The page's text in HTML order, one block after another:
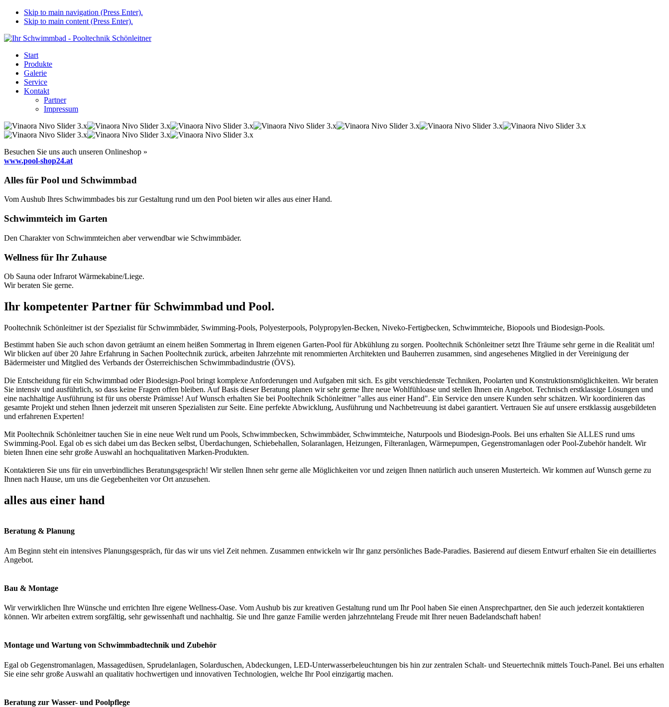
Skip to main navigation (Press Enter).
Skip to main content (Press Enter).
Start
Produkte
Galerie
Service
Kontakt
Partner
Impressum
Besuchen Sie uns auch unseren Onlineshop »
www.pool-shop24.at
Alles für Pool und Schwimmbad
Vom Aushub Ihres Schwimmbades bis zur Gestaltung rund um den Pool bieten wir alles aus einer Hand.
Schwimmteich im Garten
Den Charakter von Schwimmteichen aber verwendbar wie Schwimmbäder.
Wellness für Ihr Zuhause
Ob Sauna oder Infrarot Wärmekabine/Liege.
Wir beraten Sie gerne.
Ihr kompetenter Partner für Schwimmbad und Pool.
Pooltechnik Schönleitner ist der Spezialist für Schwimmbäder, Swimming-Pools, Polyesterpools, Polypropylen-Becken, Niveko-Fertigbecken, Schwimmteiche, Biopools und Biodesign-Pools.
Bestimmt haben Sie auch schon davon geträumt an einem heißen Sommertag in Ihrem eigenen Garten-Pool für Abkühlung zu sorgen. Pooltechnik Schönleitner setzt Ihre Träume sehr gerne in die Realität um!
Wir blicken auf über 20 Jahre Erfahrung in Sachen Pooltechnik zurück, arbeiten Jahrzehnte mit renommierten Architekten und Bauherren zusammen, sind angesehenes Mitglied in der Vereinigung der
Bädermeister und Mitglied des Verbands der Österreichischen Schwimmbadindustrie (ÖVS).
Die Entscheidung für ein Schwimmbad oder Biodesign-Pool bringt komplexe Anforderungen und Aufgaben mit sich. Es gibt verschiedenste Techniken, Poolarten und Konstruktionsmöglichkeiten. Wir beraten
Sie intensiv und ausführlich, so dass keine Fragen offen bleiben. Auf Basis dieser Beratung planen wir sehr gerne Ihre neue Wohlfühloase und stellen Ihnen ein Angebot. Technisch erstklassige Lösungen und
eine nachhaltige Ausführung ist für uns oberste Prämisse! Auf Wunsch erhalten Sie bei Pooltechnik Schönleitner "alles aus einer Hand". Ein Service den unsere Kunden sehr schätzen. Wir koordinieren das
gesamte Projekt und stehen Ihnen jederzeit mit unseren Spezialisten zur Seite. Eine perfekte Abwicklung, Ausführung und Nachbetreuung ist dabei garantiert. Vertrauen Sie auf unsere erstklassig ausgebildeten
und erfahrenen Experten!
Mit Pooltechnik Schönleitner tauchen Sie in eine neue Welt rund um Pools, Schwimmbecken, Schwimmbäder, Schwimmteiche, Naturpools und Biodesign-Pools. Bei uns erhalten Sie ALLES rund ums
Swimming-Pool. Egal ob es sich dabei um das Becken selbst, Überdachungen, Schiebehallen, Solaranlagen, Heizungen, Filteranlagen, Wärmepumpen, Gegenstromanlagen oder Pool-Zubehör handelt. Wir
bieten Ihnen eine sehr große Auswahl an hochqualitativen Marken-Produkten.
Kontaktieren Sie uns für ein unverbindliches Beratungsgespräch! Wir stellen Ihnen sehr gerne alle Möglichkeiten vor und zeigen Ihnen natürlich auch unseren Musterteich. Wir kommen auf Wunsch gerne zu
Ihnen nach Hause, um uns die Gegebenheiten vor Ort anzusehen.
alles aus einer hand
Beratung & Planung
Am Beginn steht ein intensives Planungsgespräch, für das wir uns viel Zeit nehmen. Zusammen entwickeln wir Ihr ganz persönliches Bade-Paradies. Basierend auf diesem Entwurf erhalten Sie ein detailliertes
Angebot.
Bau & Montage
Wir verwirklichen Ihre Wünsche und errichten Ihre eigene Wellness-Oase. Vom Aushub bis zur kreativen Gestaltung rund um Ihr Pool haben Sie einen Ansprechpartner, den Sie auch jederzeit kontaktieren
können. Wir arbeiten extrem sorgfältig, sehr gewissenhaft und nachhaltig. Sie und Ihre ganze Familie werden jahrzehntelang Freude mit Ihrer neuen Badelandschaft haben!
Montage und Wartung von Schwimmbadtechnik und Zubehör
Egal ob Gegenstromanlagen, Massagedüsen, Sprudelanlagen, Solarduschen, Abdeckungen, LED-Unterwasserbeleuchtungen bis hin zur zentralen Schalt- und Steuertechnik mittels Touch-Panel. Bei uns erhalten
Sie eine sehr große Auswahl an qualitativ hochwertigen und innovativen Technologien, welche Ihr Pool einzigartig machen.
Beratung zur Wasser- und Poolpflege